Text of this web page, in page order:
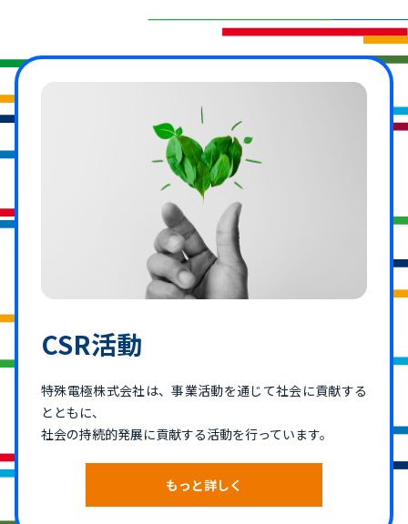
CSR活動
特殊電極株式会社は、事業活動を通じて社会に貢献する
とともに、
社会の持続的発展に貢献する活動を行っています。
もっと詳しく